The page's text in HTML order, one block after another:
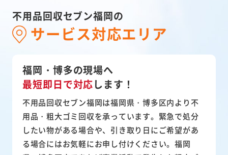
不用品回収セブン福岡の
サービス対応エリア
福岡・博多の現場へ
最短即日で対応します！
不用品回収セブン福岡は福岡県・博多区内より不
用品・粗大ゴミ回収を承っています。緊急で処分
したい物がある場合や、引き取り日にご希望があ
る場合にはお気軽にお申し付けください。福岡